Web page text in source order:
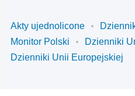
Akty ujednolicone
Monitor Polski
Dzienniki
Dzienniki Unii Europejskiej